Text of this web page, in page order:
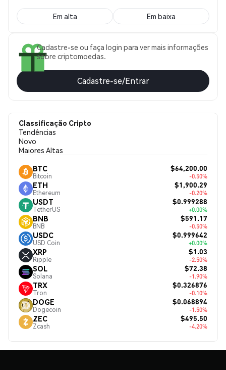
Em alta Em baixa
Cadastre-se ou faça login para ver mais informações
sobre criptomoedas.
Cadastre-se/Entrar
Classificação Cripto
Tendências
Novo
Maiores Altas
BTC
Bitcoin
$64,200.00
-0.50%
ETH
Ethereum
$1,900.29
-0.20%
USDT
TetherUS
$0.999288
+0.00%
BNB
BNB
$591.17
-0.50%
USDC
USD Coin
$0.999642
+0.00%
XRP
Ripple
$1.03
-2.50%
SOL
Solana
$72.38
-1.90%
TRX
Tron
$0.326876
-0.10%
DOGE
Dogecoin
$0.068894
-1.50%
ZEC
Zcash
$495.50
-4.20%